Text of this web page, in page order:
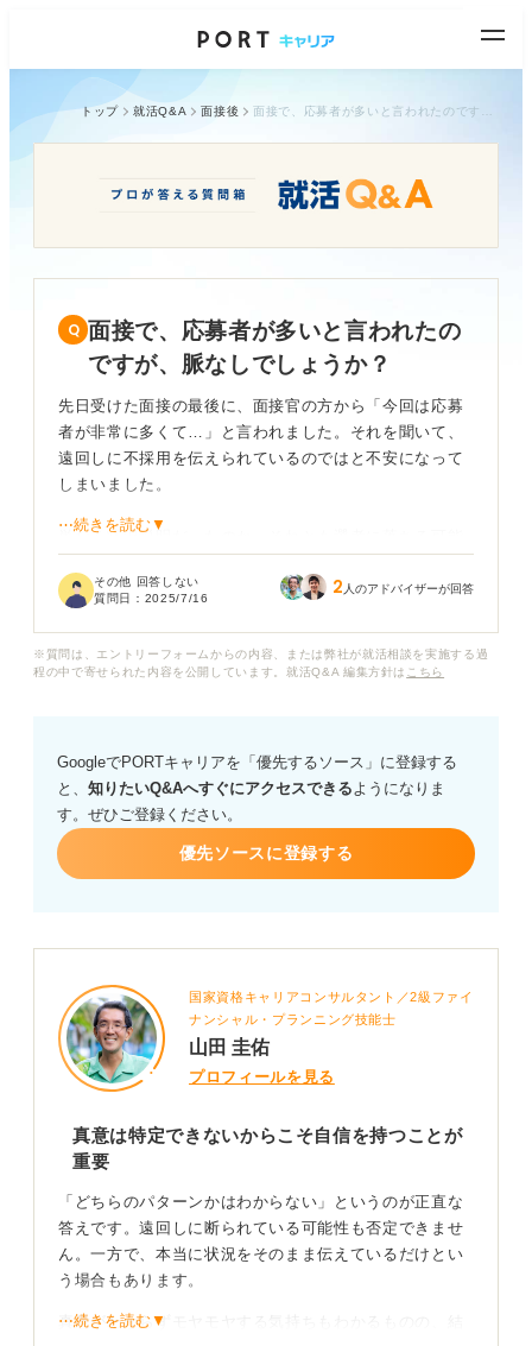
トップ 就活Q&A 面接後
面接で、応募者が多いと言われたの
ですが、脈なしでしょうか？
先日受けた面接の最後に、面接官の方から「今回は応募
者が非常に多くて…」と言われました。それを聞いて、
遠回しに不採用を伝えられているのではと不安になって
しまいました。
単なる状況説明だったのか、それとも選考に落ちる可能
ヤしています。
な言葉をどう受け止めれば良いかや、選考の中で自分を
⋯続きを読む▼
その他 回答しない
質問日： 2025/7/16 2 人のアドバイザーが回答
※質問は、エントリーフォームからの内容、または弊社が就活相談を実施する過
程の中で寄せられた内容を公開しています。就活Q&A 編集方針は こちら
GoogleでPORTキャリアを「優先するソース」に登録する
と、 知りたいQ&Aへすぐにアクセスできるようになりま
す。ぜひご登録ください。
優先ソースに登録する
国家資格キャリアコンサルタント／2級ファイ
ナンシャル・プランニング技能士
山田 圭佑
プロフィールを見る
真意は特定できないからこそ自信を持つことが
重要
「どちらのパターンかはわからない」というのが正直な
答えです。遠回しに断られている可能性も否定できませ
ん。一方で、本当に状況をそのまま伝えているだけとい
う場合もあります。
真意がわからずモヤモヤする気持ちもわかるものの、結
⋯続きを読む▼